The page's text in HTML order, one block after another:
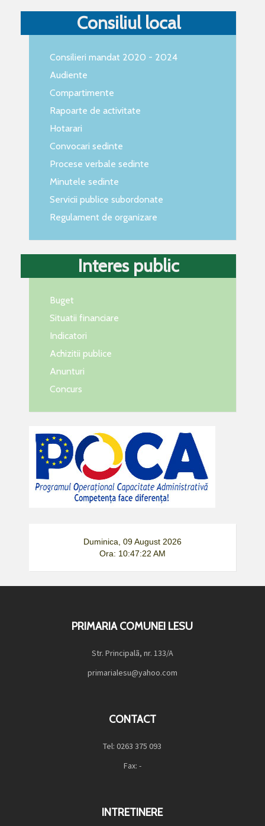
Consiliul local
Consilieri mandat 2020 - 2024
Audiente
Compartimente
Rapoarte de activitate
Hotarari
Convocari sedinte
Procese verbale sedinte
Minutele sedinte
Servicii publice subordonate
Regulament de organizare
Interes public
Buget
Situatii financiare
Indicatori
Achizitii publice
Anunturi
Concurs
Duminica, 09 August 2026
Ora: 10:47:22 AM
PRIMARIA COMUNEI LESU
Str. Principalã, nr. 133/A
primarialesu@yahoo.com
CONTACT
Tel: 0263 375 093
Fax: -
INTRETINERE